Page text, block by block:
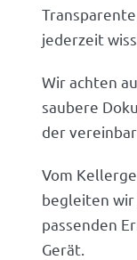
jederzeit
Wir achten
saubere
der
Vom
begleiten wir
passenden
Gerät.